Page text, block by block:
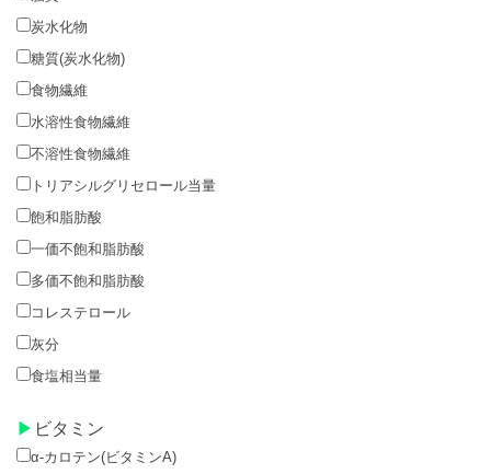
炭水化物
糖質(炭水化物)
食物繊維
水溶性食物繊維
不溶性食物繊維
トリアシルグリセロール当量
飽和脂肪酸
一価不飽和脂肪酸
多価不飽和脂肪酸
コレステロール
灰分
食塩相当量
ビタミン
α-カロテン(ビタミンA)